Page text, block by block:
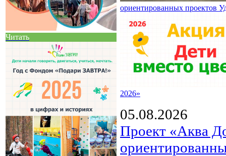
Читать
ориентированных проектов
2026»
05.08.2026
Проект «Аква